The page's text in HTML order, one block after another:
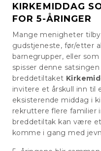
KIRKEMIDDAG
FOR 5-ÅRINGER
Mange menigheter
gudstjeneste, før/etter
barnegrupper, eller
spisser denne
breddetiltaket
invitere et årskull inn til
eksisterende middag i
rekruttere flere familier
breddetiltak kan være
komme i gang med